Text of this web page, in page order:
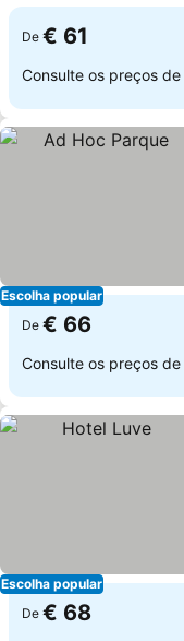
De € 61
Consulte os preços de
Escolha popular
De € 66
Consulte os preços de
Escolha popular
De € 68